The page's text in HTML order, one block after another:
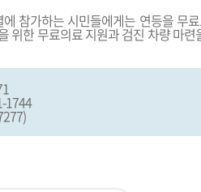
참가하는 시민들에게는 연등을 무
위한 무료의료 지원과 검진 차량 마
1744